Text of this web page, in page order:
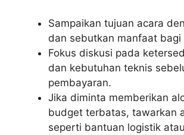
Sampaikan tujuan acara
dan sebutkan manfaat bagi
Fokus diskusi pada
dan kebutuhan teknis
pembayaran.
Jika diminta memberikan
budget terbatas, tawarkan
seperti bantuan logistik